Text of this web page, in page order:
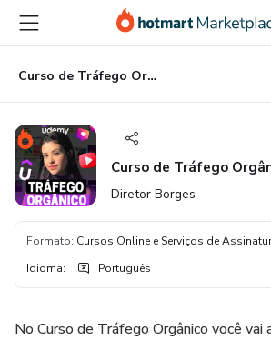
para
conteúdo
principal
para
pagamento
para
rodapé
Curso de Tráfego Orgânico
Curso de Tráfego
Diretor Borges
Formato: Cursos Online e Serviços de
Idioma: Português
No Curso de Tráfego Orgânico você vai